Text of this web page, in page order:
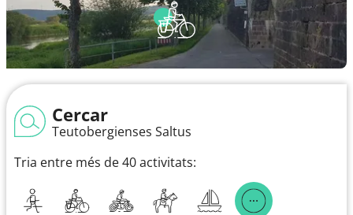
Cercar
Teutobergienses Saltus
Tria entre més de 40 activitats: